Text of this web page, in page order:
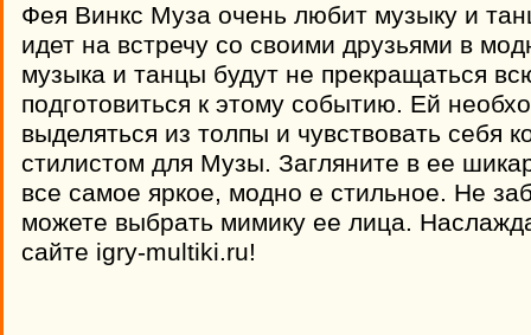
Фея Винкс Муза очень любит музыку и
идет на встречу со своими друзьями в
музыка и танцы будут не прекращаться
подготовиться к этому событию. Ей
выделяться из толпы и чувствовать себя
стилистом для Музы. Загляните в ее
все самое яркое, модно е стильное. Не
можете выбрать мимику ее лица.
сайте igry-multiki.ru!